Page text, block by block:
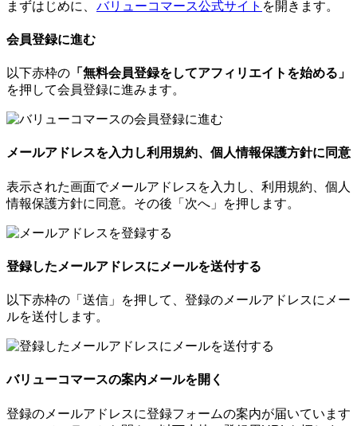
まずはじめに、 バリューコマース公式サイト を開きます。
会員登録に進む
以下赤枠の 「無料会員登録をしてアフィリエイトを始める」
を押して会員登録に進みます。
メールアドレスを入力し利用規約、個人情報保護方針に同意
表示された画面でメールアドレスを入力し、利用規約、個人
情報保護方針に同意。その後「次へ」を押します。
登録したメールアドレスにメールを送付する
以下赤枠の「送信」を押して、登録のメールアドレスにメー
ルを送付します。
バリューコマースの案内メールを開く
登録のメールアドレスに登録フォームの案内が届いています